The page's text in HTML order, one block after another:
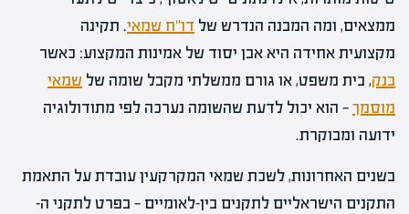
ממצאים, ומה המבנה הנדרש של דו"ח שמאי. תקינה
מקצועית אחידה היא אבן יסוד של אמינות המקצוע: כאשר
בנק, בית משפט, או גורם ממשלתי מקבל שומה של שמאי
מוסמך— הוא יכול לדעת שהשומה נערכה לפי מתודולוגיה
ידועה ומבוקרת.
בשנים האחרונות, לשכת שמאי המקרקעין עובדת על התאמת
התקנים הישראליים לתקנים בין-לאומיים — בפרט לתקני ה-